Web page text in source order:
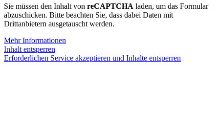
Sie müssen den Inhalt von reCAPTCHA laden, um das Formular
abzuschicken. Bitte beachten Sie, dass dabei Daten mit
Drittanbietern ausgetauscht werden.
Mehr Informationen
Inhalt entsperren
Erforderlichen Service akzeptieren und Inhalte entsperren